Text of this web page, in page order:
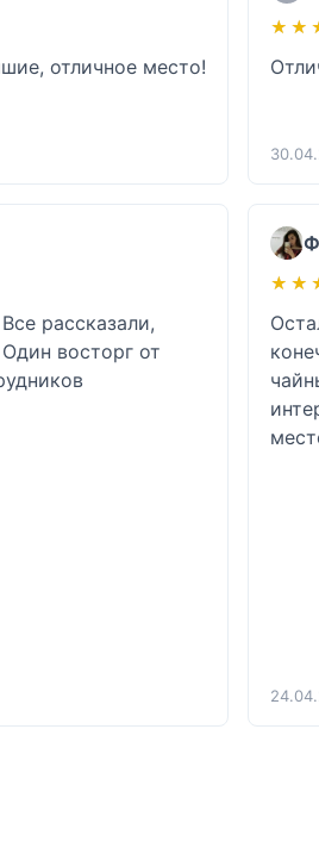
отличное место!
рассказали,
восторг от